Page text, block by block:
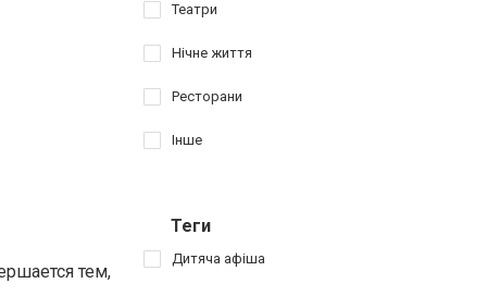
тем,
Театри
Нічне життя
Ресторани
Інше
Теги
Дитяча афіша